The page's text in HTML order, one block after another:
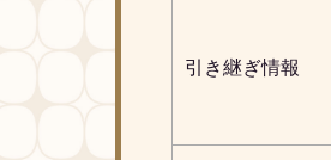
引き継ぎ情報